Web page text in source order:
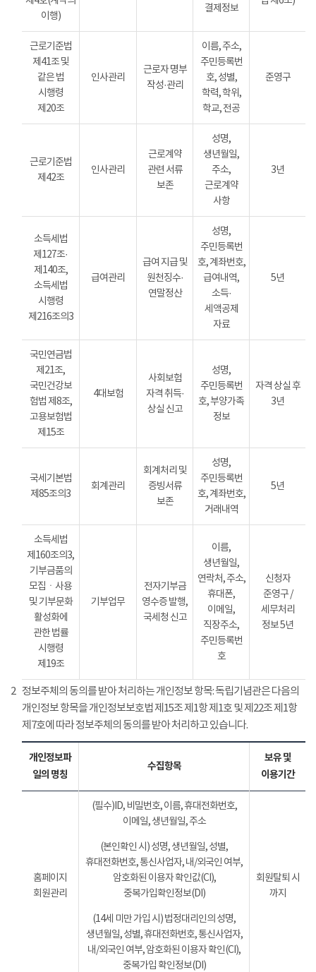
이행)
결제정보
근로기준법
제41조 및
같은 법
시행령
제20조
인사관리
근로자 명부
작성·관리
이름, 주소,
주민등록번
호, 성별,
학력, 학위,
학교, 전공
준영구
근로기준법
제42조
인사관리
근로계약
관련 서류
보존
성명,
생년월일,
주소,
근로계약
사항
3년
소득세법
제127조·
제140조,
소득세법
시행령
제216조의3
급여관리
급여 지급 및
원천징수·
연말정산
성명,
주민등록번
호, 계좌번호,
급여내역,
소득·
세액공제
자료
5년
국민연금법
제21조,
국민건강보
험법 제8조,
고용보험법
제15조
4대보험
사회보험
자격 취득·
상실 신고
성명,
주민등록번
호, 부양가족
정보
자격 상실 후
3년
국세기본법
제85조의3
회계관리
회계처리 및
증빙서류
보존
성명,
주민등록번
호, 계좌번호,
거래내역
5년
소득세법
제160조의3,
기부금품의
모집ㆍ사용
및 기부문화
활성화에
관한 법률
시행령
제19조
기부업무
전자기부금
영수증 발행,
국세청 신고
이름,
생년월일,
연락처, 주소,
휴대폰,
이메일,
직장주소,
주민등록번
호
신청자
준영구 /
세무처리
정보 5년
2 정보주체의 동의를 받아 처리하는 개인정보 항목: 독립기념관은 다음의
개인정보 항목을 개인정보보호법 제15조 제1항 제1호 및 제22조 제1항
제7호에 따라 정보주체의 동의를 받아 처리하고 있습니다.
개인정보파
일의 명칭
수집항목
보유 및
이용기간
홈페이지
회원관리
(필수)ID, 비밀번호, 이름, 휴대전화번호,
이메일, 생년월일, 주소
(본인확인 시) 성명, 생년월일, 성별,
휴대전화번호, 통신사업자, 내/외국인 여부,
암호화된 이용자 확인값(CI),
중복가입확인정보(DI)
(14세 미만 가입 시) 법정대리인의 성명,
생년월일, 성별, 휴대전화번호, 통신사업자,
내/외국인 여부, 암호화된 이용자 확인(CI),
중복가입 확인정보(DI)
회원탈퇴 시
까지